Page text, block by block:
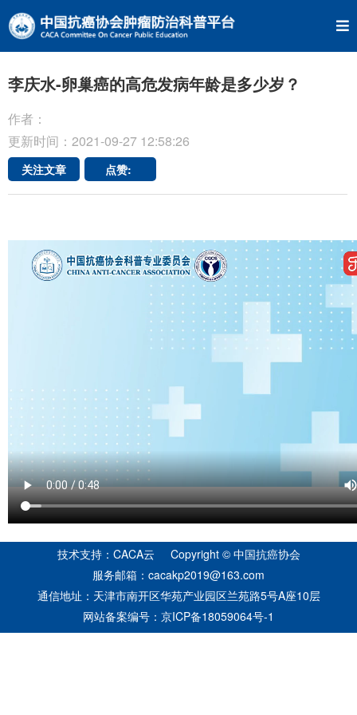
李庆水-卵巢癌的高危发病年龄是多少岁？
作者：
更新时间：2021-09-27 12:58:26
关注文章 点赞:
技术支持：CACA云 Copyright © 中国抗癌协会
服务邮箱：cacakp2019@163.com
通信地址：天津市南开区华苑产业园区兰苑路5号A座10层
网站备案编号： 京ICP备18059064号-1